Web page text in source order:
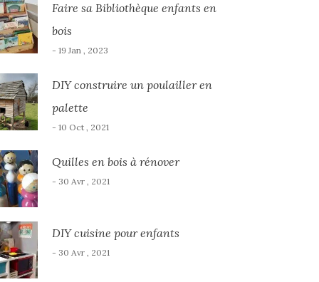
Faire sa Bibliothèque enfants en
bois
- 19 Jan , 2023
DIY construire un poulailler en
palette
- 10 Oct , 2021
Quilles en bois à rénover
- 30 Avr , 2021
DIY cuisine pour enfants
- 30 Avr , 2021